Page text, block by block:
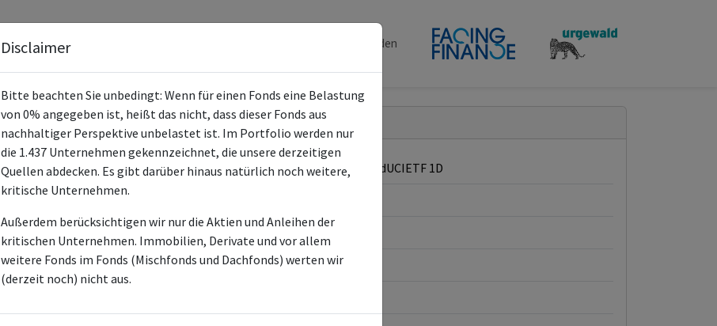
Fonds Spenden
Xtrackers II Tgt Mat Sept 2027 EUR Crp BdUCIETF 1D
ETF
DWS Investment SA
Disclaimer
Bitte beachten Sie unbedingt: Wenn für einen Fonds eine Belastung
von 0% angegeben ist, heißt das nicht, dass dieser Fonds aus
nachhaltiger Perspektive unbelastet ist. Im Portfolio werden nur
die 1.437 Unternehmen gekennzeichnet, die unsere derzeitigen
Quellen abdecken. Es gibt darüber hinaus natürlich noch weitere,
kritische Unternehmen.
Außerdem berücksichtigen wir nur die Aktien und Anleihen der
kritischen Unternehmen. Immobilien, Derivate und vor allem
weitere Fonds im Fonds (Mischfonds und Dachfonds) werten wir
(derzeit noch) nicht aus.